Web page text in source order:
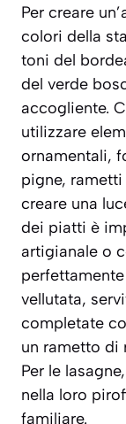
Per creare
colori della
toni del
del verde
accogliente.
utilizzare
ornamentali,
pigne,
creare una
dei piatti è
artigianale o
vellutata,
completate
un rametto di
Per le
nella loro
familiare.